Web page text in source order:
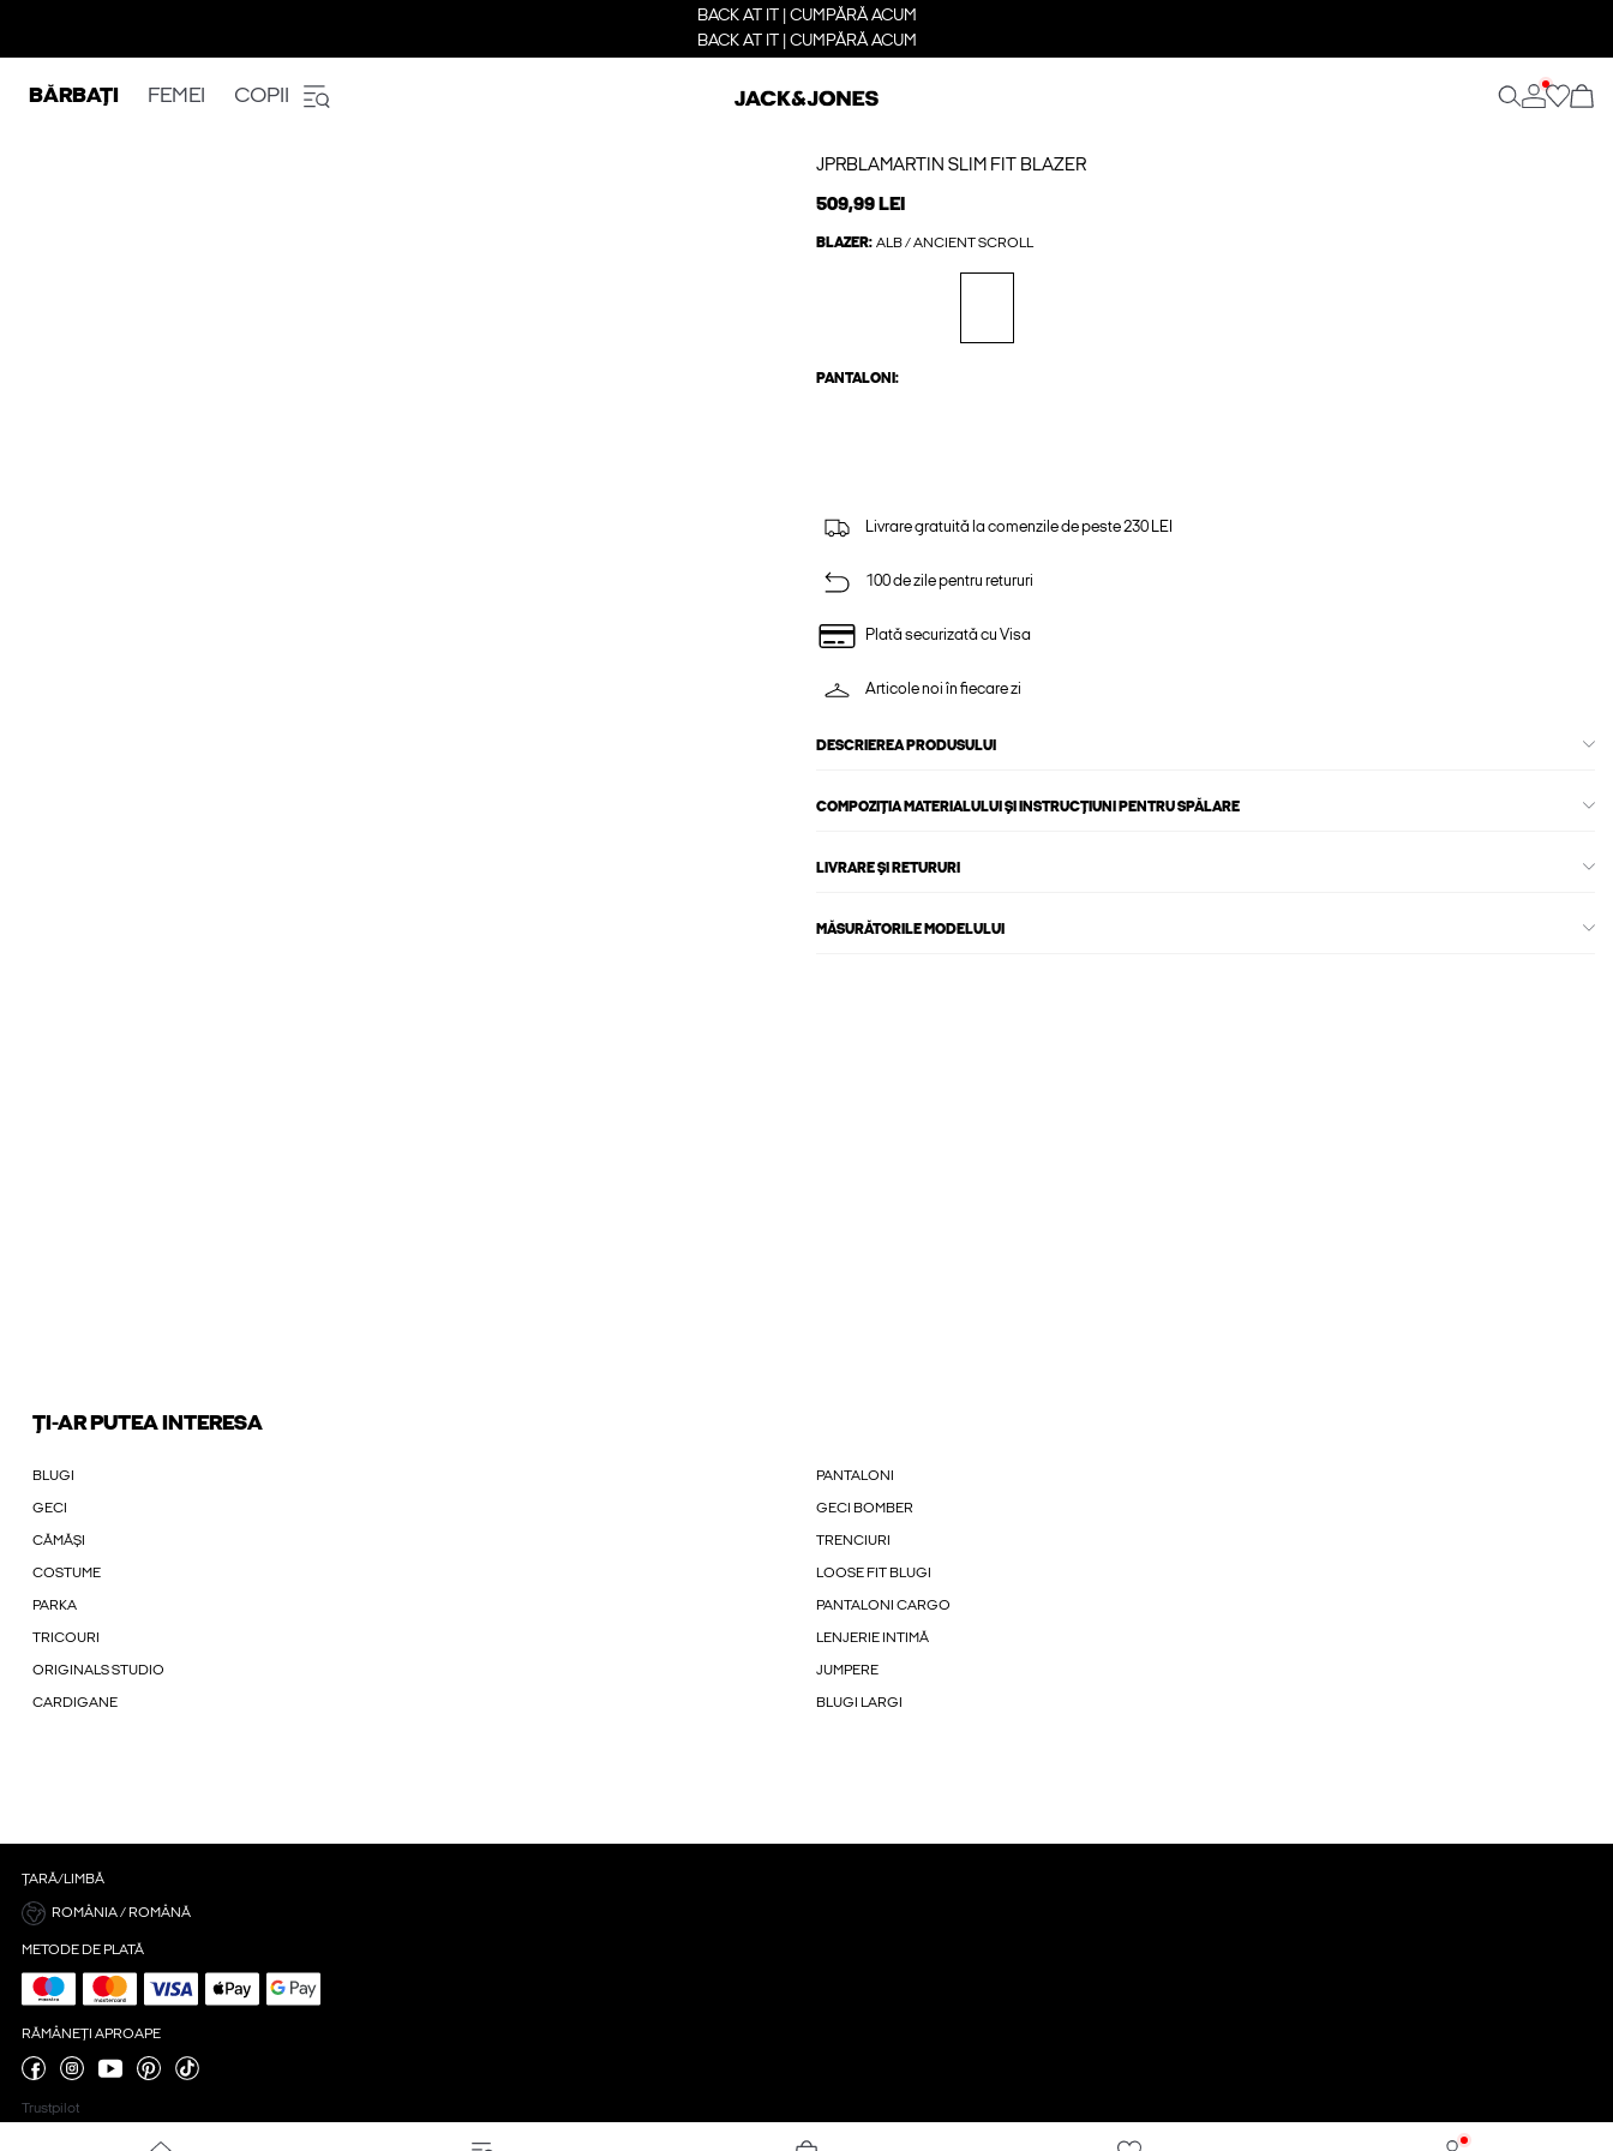
BACK AT IT | CUMPĂRĂ ACUM
BACK AT IT | CUMPĂRĂ ACUM
BĂRBAȚI FEMEI COPII
JPRBLAMARTIN SLIM FIT BLAZER
509,99 LEI
BLAZER: ALB / ANCIENT SCROLL
PANTALONI:
Livrare gratuită la comenzile de peste 230 LEI
100 de zile pentru retururi
Plată securizată cu Visa
Articole noi în fiecare zi
DESCRIEREA PRODUSULUI
COMPOZIȚIA MATERIALULUI ȘI INSTRUCȚIUNI PENTRU SPĂLARE
LIVRARE ȘI RETURURI
MĂSURĂTORILE MODELULUI
ȚI-AR PUTEA INTERESA
BLUGI PANTALONI
GECI GECI BOMBER
CĂMĂȘI TRENCIURI
COSTUME LOOSE FIT BLUGI
PARKA PANTALONI CARGO
TRICOURI LENJERIE INTIMĂ
ORIGINALS STUDIO JUMPERE
CARDIGANE BLUGI LARGI
ȚARĂ/LIMBĂ
ROMÂNIA / ROMÂNĂ
METODE DE PLATĂ
RĂMÂNEȚI APROAPE
Trustpilot